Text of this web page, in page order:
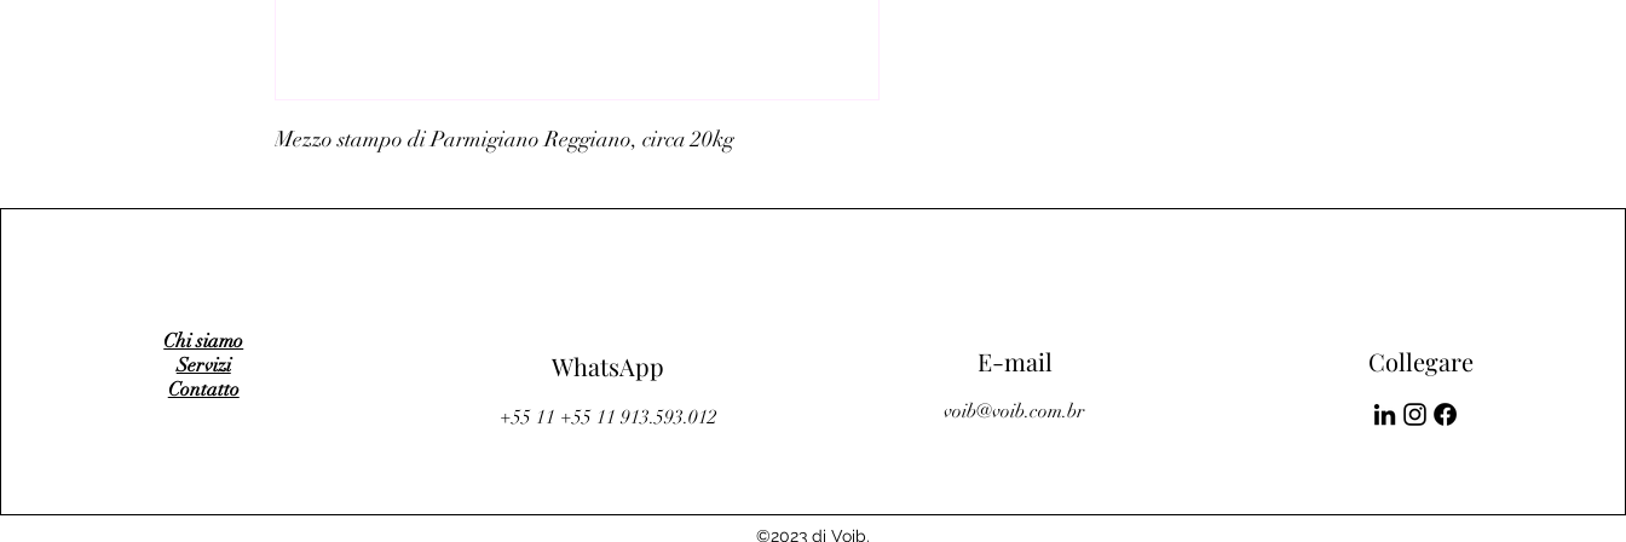
Mezzo stampo di Parmigiano Reggiano, circa 20kg
Chi siamo
Servizi
Contatto
WhatsApp
+55 11 +55 11 913.593.012
E-mail
voib@voib.com.br
Collegare
©2023 di Voib.